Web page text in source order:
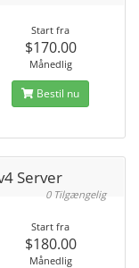
Start fra
$170.00
Månedlig
Bestil nu
Server
0 Tilgængelig
Start fra
$180.00
Månedlig